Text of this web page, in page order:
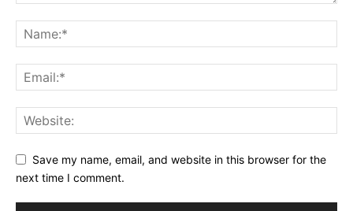
Save my name, email, and website in this browser for the
next time I comment.